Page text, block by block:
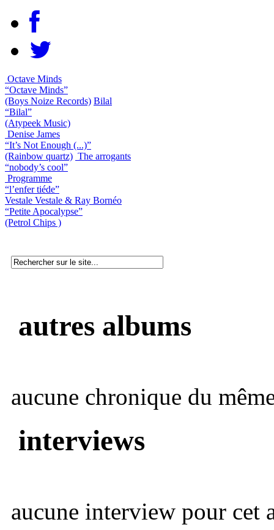
Octave Minds
“Octave Minds”
(Boys Noize Records) Bilal
“Bilal”
(Atypeek Music)
Denise James
“It’s Not Enough (...)”
(Rainbow quartz) The arrogants
“nobody’s cool”
Programme
“l’enfer tiéde”
Vestale Vestale & Ray Bornéo
“Petite Apocalypse”
(Petrol Chips )
autres albums
aucune chronique du
interviews
aucune interview pour cet